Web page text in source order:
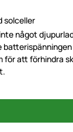
solceller
något
för att förhindra